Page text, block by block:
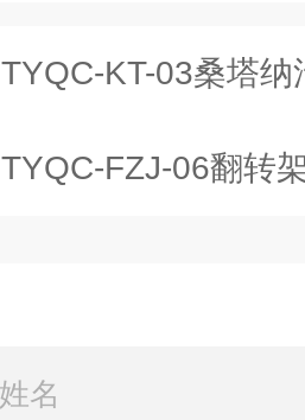
TYQC-KT-03桑塔纳汽车空调
TYQC-FZJ-06翻转架（不包含汽